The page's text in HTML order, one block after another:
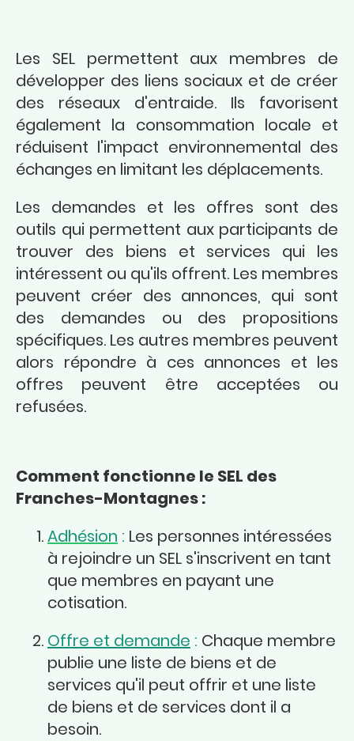
Les SEL permettent aux membres de
développer des liens sociaux et de créer
des réseaux d'entraide. Ils favorisent
également la consommation locale et
réduisent l'impact environnemental des
échanges en limitant les déplacements.
Les demandes et les offres sont des
outils qui permettent aux participants de
trouver des biens et services qui les
intéressent ou qu'ils offrent. Les membres
peuvent créer des annonces, qui sont
des demandes ou des propositions
spécifiques. Les autres membres peuvent
alors répondre à ces annonces et les
offres peuvent être acceptées ou
refusées.
Comment fonctionne le SEL des
Franches-Montagnes :
Adhésion : Les personnes intéressées
à rejoindre un SEL s'inscrivent en tant
que membres en payant une
cotisation.
Offre et demande : Chaque membre
publie une liste de biens et de
services qu'il peut offrir et une liste
de biens et de services dont il a
besoin.